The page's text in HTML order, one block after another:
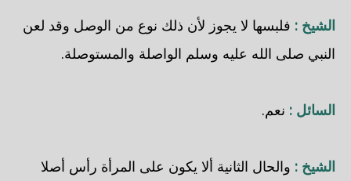
الشيخ : فلبسها لا يجوز لأن ذلك نوع من الوصل وقد لعن
النبي صلى الله عليه وسلم الواصلة والمستوصلة.
السائل : نعم.
الشيخ : والحال الثانية ألا يكون على المرأة رأس أصلا